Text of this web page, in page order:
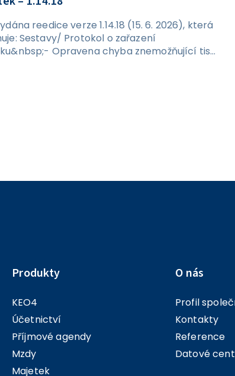
reedice verze 1.14.18 (15. 6. 2026), která
Sestavy/ Protokol o zařazení
Opravena chyba znemožňující tisk
/ Detail – AU 403 - Odstraněn problém s
Produkty
KEO4
Účetnictví
Příjmové agendy
Mzdy
Majetek
O nás
Profil
Kontakty
Reference
Datové